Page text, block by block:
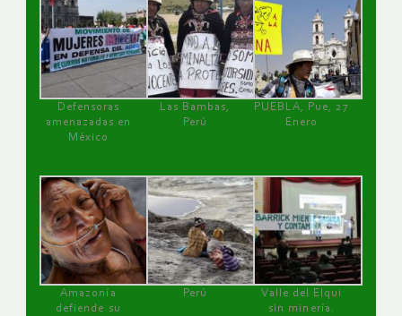
Defensoras
amenazadas en
México
Las Bambas,
Perú
PUEBLA, Pue, 27
Enero
Amazonía
defiende su
Perú
Valle del Elqui
sin minería.